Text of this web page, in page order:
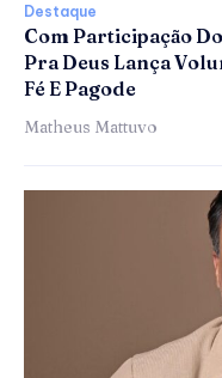
Destaque
Com Participação
Pra Deus Lança
Fé E Pagode
Matheus Mattuvo